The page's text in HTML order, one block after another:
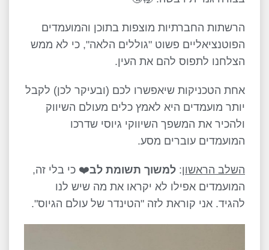
הרשתות החברתיות מוצפות בתוכן והמועמדים
הפוטנציאליים פשוט "גוללים הלאה", כי לא ממש
הצלחנו לתפוס להם את העין.
אחת הטכניקות שיאפשרו לכם (ובעיקר לכן) לקבל
יותר מועמדים היא לאמץ כלים מעולם השיווק
ולהכיר את המשפך השיווקי גיוסי שדרכו
המועמדים עוברים מסע.
השלב הראשון: למשוך תשומת לב❤️ כי בלי זה,
המועמדים אפילו לא יקראו את מה שיש לנו
להגיד. אני קוראת לזה "הטינדר של עולם הגיוס".